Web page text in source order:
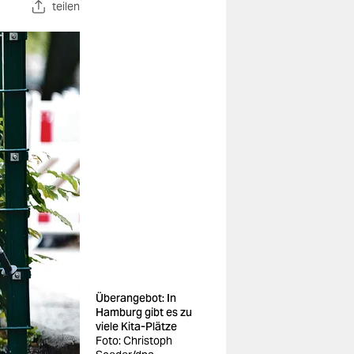
teilen
Überangebot: In
Hamburg gibt es zu
viele Kita-Plätze
Foto: Christoph